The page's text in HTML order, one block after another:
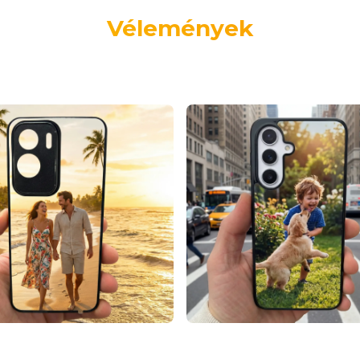
Vélemények